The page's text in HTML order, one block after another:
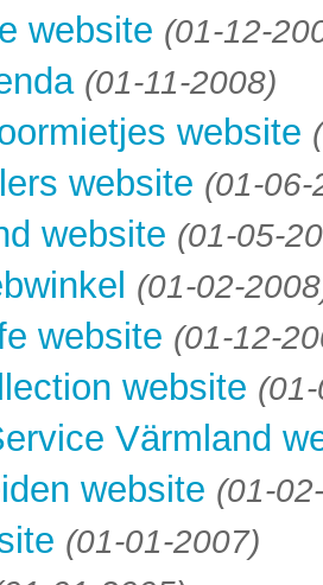
website (01-12-
(01-11-2008)
website
website (01-06-
website (01-05-
(01-02-
website (01-12-
website
Värmland
website (01-
(01-01-2007)